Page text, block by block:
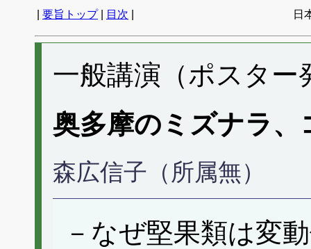
要旨トップ| 目次 日
一般講演（ポスター
奥多摩のミズナラ
森広信子（所属無）
－なぜ堅果類は変